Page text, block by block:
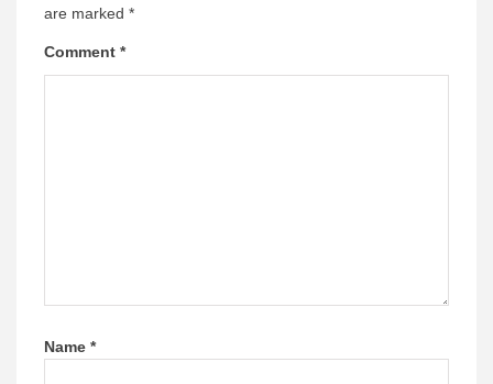
are marked *
Comment *
Name *